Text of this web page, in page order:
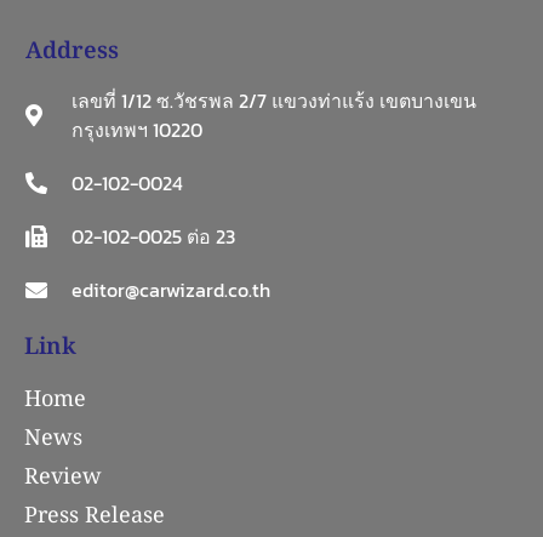
Address
เลขที่ 1/12 ซ.วัชรพล 2/7 แขวงท่าแร้ง เขตบางเขน
กรุงเทพฯ 10220
02-102-0024
02-102-0025 ต่อ 23
editor@carwizard.co.th
Link
Home
News
Review
Press Release